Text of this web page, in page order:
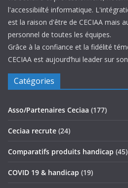
l'accessibiilté informatique.
est la raison d'être de CECIAA mais
personnel de toutes les équipes.
Grâce à la confiance et la fidélité
CECIAA est aujourd’hui leader sur
Catégories
Asso/Partenaires Ceciaa (177)
Ceciaa recrute (24)
Comparatifs produits handicap (45)
COVID 19 & handicap (19)